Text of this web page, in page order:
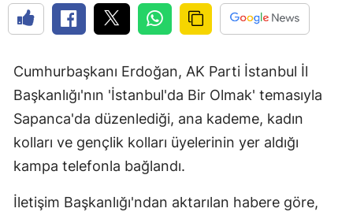
Cumhurbaşkanı Erdoğan, AK Parti İstanbul İl
Başkanlığı'nın 'İstanbul'da Bir Olmak' temasıyla
Sapanca'da düzenlediği, ana kademe, kadın
kolları ve gençlik kolları üyelerinin yer aldığı
kampa telefonla bağlandı.
İletişim Başkanlığı'ndan aktarılan habere göre,